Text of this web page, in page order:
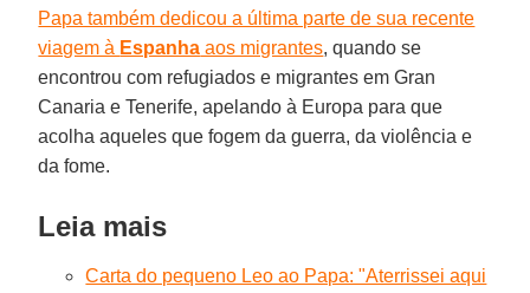
Papa também dedicou a última parte de sua recente
viagem à Espanha aos migrantes, quando se
encontrou com refugiados e migrantes em Gran
Canaria e Tenerife, apelando à Europa para que
acolha aqueles que fogem da guerra, da violência e
da fome.
Leia mais
Carta do pequeno Leo ao Papa: "Aterrissei aqui